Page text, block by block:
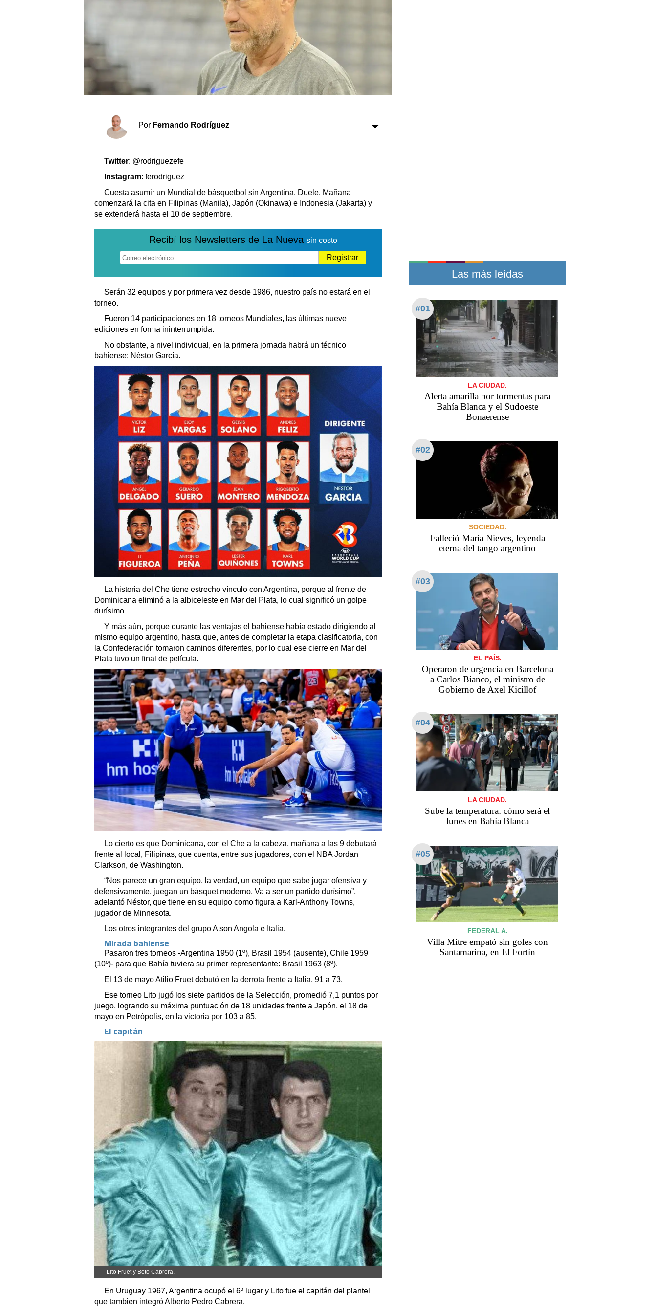
Sociedad
Tecnología
Turismo
Salud
Es viral
El tiempo
Cartón Lleno
Clasificados
Horóscopo
Servicios
Datos Útiles
Fúnebres
Teléfonos de urgencia
Por Fernando Rodríguez
Twitter: @rodriguezefe
Instagram: ferodriguez
Cuesta asumir un Mundial de básquetbol sin Argentina. Duele. Mañana
comenzará la cita en Filipinas (Manila), Japón (Okinawa) e Indonesia (Jakarta) y
se extenderá hasta el 10 de septiembre.
Recibí los Newsletters de La Nueva sin costo
Registrar
Serán 32 equipos y por primera vez desde 1986, nuestro país no estará en el
torneo.
Fueron 14 participaciones en 18 torneos Mundiales, las últimas nueve
ediciones en forma ininterrumpida.
No obstante, a nivel individual, en la primera jornada habrá un técnico
bahiense: Néstor García.
La historia del Che tiene estrecho vínculo con Argentina, porque al frente de
Dominicana eliminó a la albiceleste en Mar del Plata, lo cual significó un golpe
durísimo.
Y más aún, porque durante las ventajas el bahiense había estado dirigiendo al
mismo equipo argentino, hasta que, antes de completar la etapa clasificatoria, con
la Confederación tomaron caminos diferentes, por lo cual ese cierre en Mar del
Plata tuvo un final de película.
Lo cierto es que Dominicana, con el Che a la cabeza, mañana a las 9 debutará
frente al local, Filipinas, que cuenta, entre sus jugadores, con el NBA Jordan
Clarkson, de Washington.
“Nos parece un gran equipo, la verdad, un equipo que sabe jugar ofensiva y
defensivamente, juegan un básquet moderno. Va a ser un partido durísimo”,
adelantó Néstor, que tiene en su equipo como figura a Karl-Anthony Towns,
jugador de Minnesota.
Los otros integrantes del grupo A son Angola e Italia.
Mirada bahiense
Pasaron tres torneos -Argentina 1950 (1º), Brasil 1954 (ausente), Chile 1959
(10º)- para que Bahía tuviera su primer representante: Brasil 1963 (8º).
El 13 de mayo Atilio Fruet debutó en la derrota frente a Italia, 91 a 73.
Ese torneo Lito jugó los siete partidos de la Selección, promedió 7,1 puntos por
juego, logrando su máxima puntuación de 18 unidades frente a Japón, el 18 de
mayo en Petrópolis, en la victoria por 103 a 85.
El capitán
Lito Fruet y Beto Cabrera.
En Uruguay 1967, Argentina ocupó el 6º lugar y Lito fue el capitán del plantel
que también integró Alberto Pedro Cabrera.
Las más leídas
#01
LA CIUDAD.
Alerta amarilla por tormentas para
Bahía Blanca y el Sudoeste
Bonaerense
#02
SOCIEDAD.
Falleció María Nieves, leyenda
eterna del tango argentino
#03
EL PAÍS.
Operaron de urgencia en Barcelona
a Carlos Bianco, el ministro de
Gobierno de Axel Kicillof
#04
LA CIUDAD.
Sube la temperatura: cómo será el
lunes en Bahía Blanca
#05
FEDERAL A.
Villa Mitre empató sin goles con
Santamarina, en El Fortín